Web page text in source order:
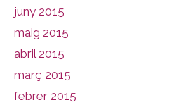
juny 2015
maig 2015
abril 2015
març 2015
febrer 2015